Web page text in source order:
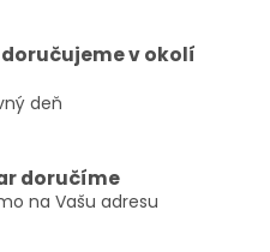
v okolí
deň
doručíme
na Vašu adresu